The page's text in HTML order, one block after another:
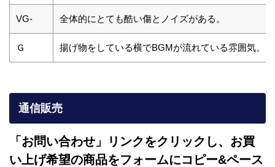
VG- 全体的にとても酷い傷とノイズがある。
Ｇ 揚げ物をしている横でBGMが流れている雰囲気。
通信販売
「お問い合わせ」リンクをクリックし、 お買
い上げ希望の商品をフォームにコピー&ペース